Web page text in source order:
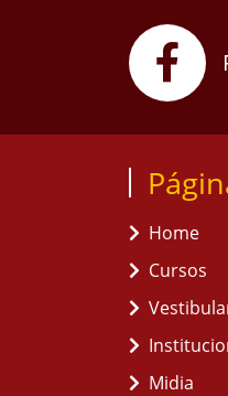
Home
Cursos
Midia